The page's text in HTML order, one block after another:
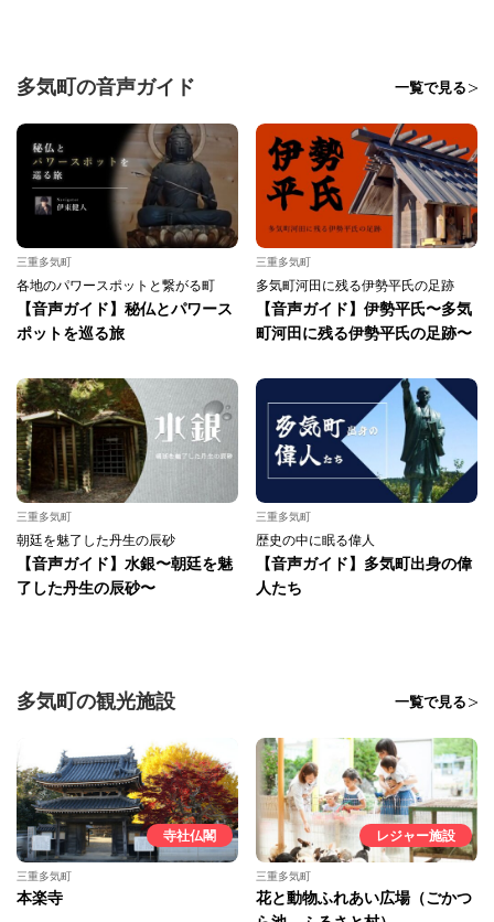
多気町の音声ガイド 一覧で見る
三重多気町
各地のパワースポットと繋がる町
【音声ガイド】秘仏とパワース
ポットを巡る旅
三重多気町
多気町河田に残る伊勢平氏の足跡
【音声ガイド】伊勢平氏〜多気
町河田に残る伊勢平氏の足跡〜
三重多気町
朝廷を魅了した丹生の辰砂
【音声ガイド】水銀〜朝廷を魅
了した丹生の辰砂〜
三重多気町
歴史の中に眠る偉人
【音声ガイド】多気町出身の偉
人たち
多気町の観光施設 一覧で見る
寺社仏閣
三重多気町
本楽寺
レジャー施設
三重多気町
花と動物ふれあい広場（ごかつ